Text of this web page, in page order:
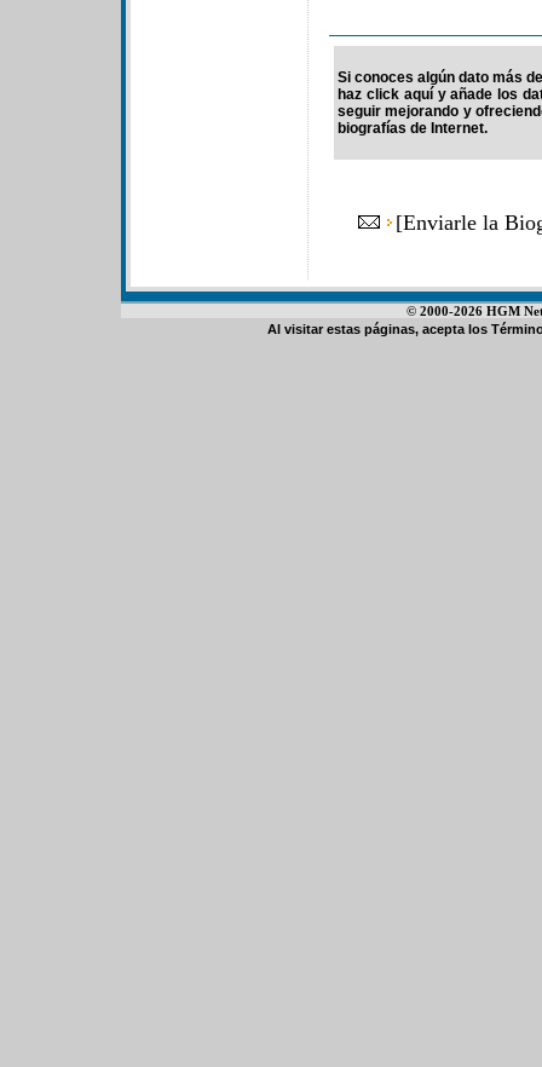
Si conoces algún dato más
haz click aquí y añade los
seguir mejorando y
biografías de Internet.
[Enviarle la
© 2000-2026 HGM
Al visitar estas páginas, acepta los